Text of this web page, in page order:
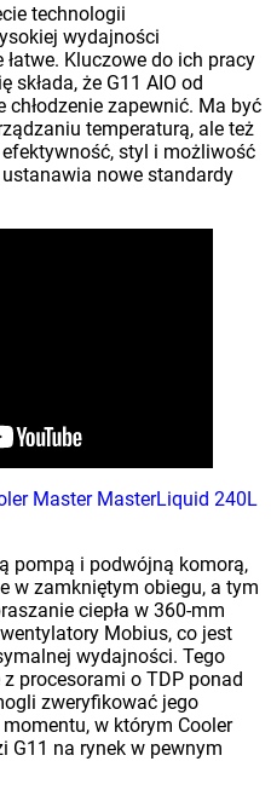
technologii
wydajności
Kluczowe do ich pracy
składa, że G11 AIO od
chłodzenie zapewnić. Ma być
temperaturą, ale też
styl i możliwość
nowe standardy
Master MasterLiquid 240L
pompą i podwójną komorą,
w zamkniętym obiegu, a tym
ciepła w 360-mm
Mobius, co jest
wydajności. Tego
procesorami o TDP ponad
zweryfikować jego
w którym Cooler
G11 na rynek w pewnym